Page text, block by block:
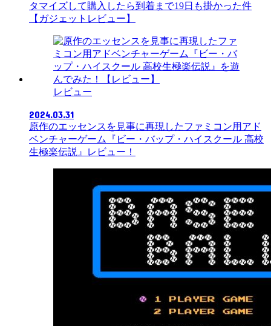
タマイズして購入したら到着まで19日も掛かった件
【ガジェットレビュー】
レビュー
2024.03.31
原作のエッセンスを見事に再現したファミコン用アド
ベンチャーゲーム『ビー・バップ・ハイスクール 高校
生極楽伝説』レビュー！